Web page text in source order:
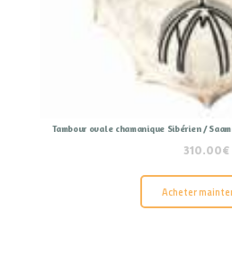
Tambour ovale chamanique Sibérien /
310.00€
Acheter